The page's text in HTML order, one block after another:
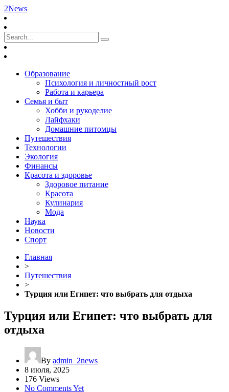
2News
Образование
Психология и личностный рост
Работа и карьера
Семья и быт
Хобби и рукоделие
Лайфхаки
Домашние питомцы
Путешествия
Технологии
Экология
Финансы
Красота и здоровье
Здоровое питание
Красота
Кулинария
Мода
Наука
Новости
Спорт
Главная
>
Путешествия
>
Турция или Египет: что выбрать для отдыха
Турция или Египет: что выбрать для
отдыха
By admin_2news
8 июля, 2025
176 Views
No Comments Yet